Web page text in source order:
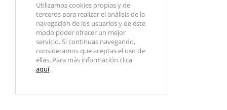
Utilizamos cookies propias y de
terceros para realizar el análisis de la
navegación de los usuarios y de este
modo poder ofrecer un mejor
servicio. Si continuas navegando,
consideramos que aceptas el uso de
ellas. Para más información clica
aquí